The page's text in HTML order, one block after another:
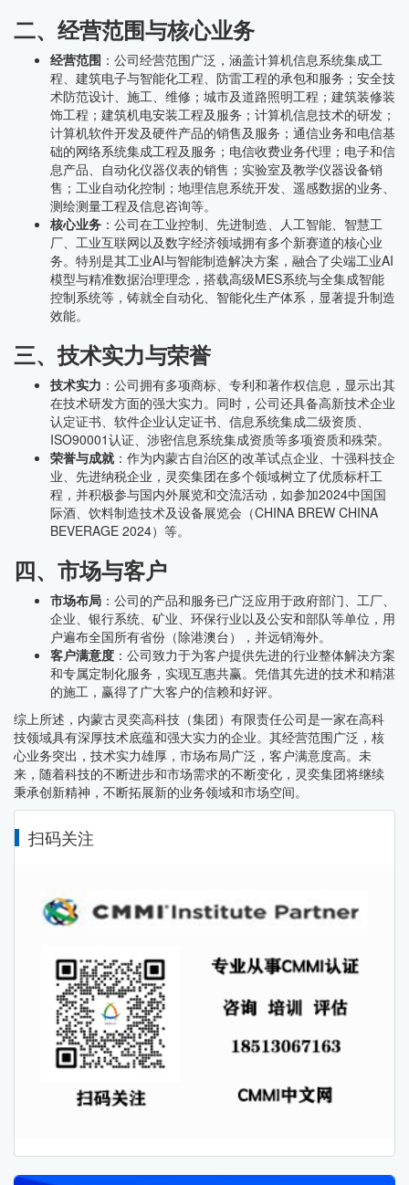
二、经营范围与核心业务
经营范围 ：公司经营范围广泛，涵盖计算机信息系统集成工
程、建筑电子与智能化工程、防雷工程的承包和服务；安全技
术防范设计、施工、维修；城市及道路照明工程；建筑装修装
饰工程；建筑机电安装工程及服务；计算机信息技术的研发；
计算机软件开发及硬件产品的销售及服务；通信业务和电信基
础的网络系统集成工程及服务；电信收费业务代理；电子和信
息产品、自动化仪器仪表的销售；实验室及教学仪器设备销
售；工业自动化控制；地理信息系统开发、遥感数据的业务、
测绘测量工程及信息咨询等。
核心业务 ：公司在工业控制、先进制造、人工智能、智慧工
厂、工业互联网以及数字经济领域拥有多个新赛道的核心业
务。特别是其工业AI与智能制造解决方案，融合了尖端工业AI
模型与精准数据治理理念，搭载高级MES系统与全集成智能
控制系统等，铸就全自动化、智能化生产体系，显著提升制造
效能。
三、技术实力与荣誉
技术实力 ：公司拥有多项商标、专利和著作权信息，显示出其
在技术研发方面的强大实力。同时，公司还具备高新技术企业
认定证书、软件企业认定证书、信息系统集成二级资质、
ISO90001认证、涉密信息系统集成资质等多项资质和殊荣。
荣誉与成就：作为内蒙古自治区的改革试点企业、十强科技企
业、先进纳税企业，灵奕集团在多个领域树立了优质标杆工
程，并积极参与国内外展览和交流活动，如参加2024中国国
际酒、饮料制造技术及设备展览会（CHINA BREW CHINA
BEVERAGE 2024）等。
四、市场与客户
市场布局 ：公司的产品和服务已广泛应用于政府部门、工厂、
企业、银行系统、矿业、环保行业以及公安和部队等单位，用
户遍布全国所有省份（除港澳台），并远销海外。
客户满意度 ：公司致力于为客户提供先进的行业整体解决方案
和专属定制化服务，实现互惠共赢。凭借其先进的技术和精湛
的施工，赢得了广大客户的信赖和好评。
综上所述，内蒙古灵奕高科技（集团）有限责任公司是一家在高科
技领域具有深厚技术底蕴和强大实力的企业。其经营范围广泛，核
心业务突出，技术实力雄厚，市场布局广泛，客户满意度高。未
来，随着科技的不断进步和市场需求的不断变化，灵奕集团将继续
秉承创新精神，不断拓展新的业务领域和市场空间。
扫码关注